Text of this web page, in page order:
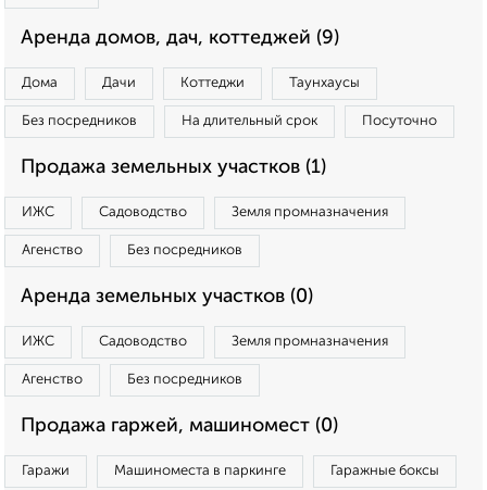
Аренда домов, дач, коттеджей (9)
Дома Дачи Коттеджи Таунхаусы
Без посредников На длительный срок Посуточно
Продажа земельных участков (1)
ИЖС Садоводство Земля промназначения
Агенство Без посредников
Аренда земельных участков (0)
ИЖС Садоводство Земля промназначения
Агенство Без посредников
Продажа гаржей, машиномест (0)
Гаражи Машиноместа в паркинге Гаражные боксы